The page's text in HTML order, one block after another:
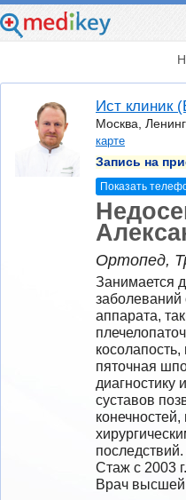
Ист клиник
Москва,
карте
Запись на
Показать
Ортопед,
Занимается
заболеваний
аппарата,
косолапость,
пяточная
диагностику
суставов
последствий.
Стаж с 2003 г.
Врач высшей